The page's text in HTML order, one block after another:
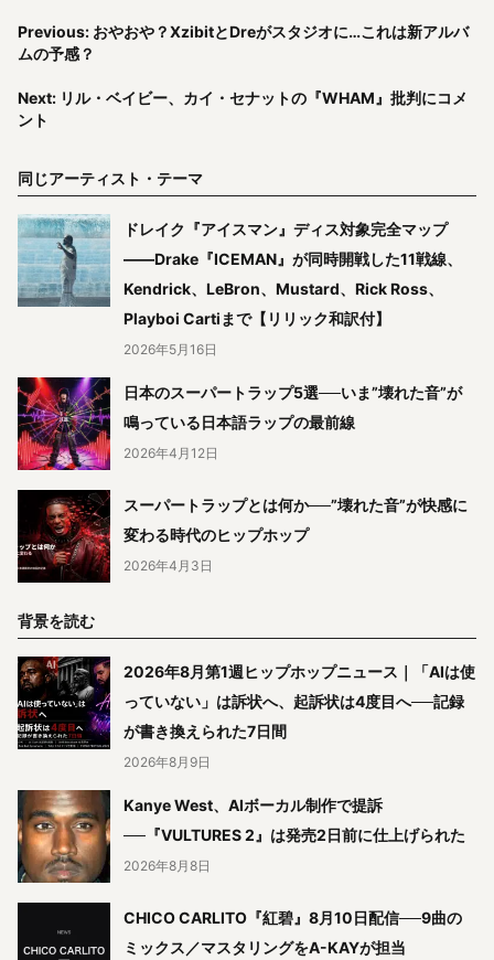
Previous: おやおや？XzibitとDreがスタジオに…これは新アルバ
ムの予感？
Next: リル・ベイビー、カイ・セナットの『WHAM』批判にコメ
ント
同じアーティスト・テーマ
ドレイク『アイスマン』ディス対象完全マップ
——Drake『ICEMAN』が同時開戦した11戦線、
Kendrick、LeBron、Mustard、Rick Ross、
Playboi Cartiまで【リリック和訳付】
2026年5月16日
日本のスーパートラップ5選──いま”壊れた音”が
鳴っている日本語ラップの最前線
2026年4月12日
スーパートラップとは何か──”壊れた音”が快感に
変わる時代のヒップホップ
2026年4月3日
背景を読む
2026年8月第1週ヒップホップニュース｜「AIは使
っていない」は訴状へ、起訴状は4度目へ──記録
が書き換えられた7日間
2026年8月9日
Kanye West、AIボーカル制作で提訴
──『VULTURES 2』は発売2日前に仕上げられた
2026年8月8日
CHICO CARLITO『紅碧』8月10日配信──9曲の
ミックス／マスタリングをA-KAYが担当